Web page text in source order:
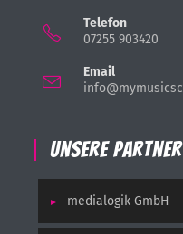
Telefon
07255 903420
Email
Unsere Partner
medialogik GmbH